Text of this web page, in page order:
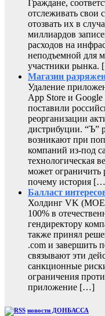
Граждане,
отслеживать свои
отозвать их в
миллиардов
расходов на
неподъемной для
участники
Магазин
Удаление
App Store и
поставили
реорганизации
дистрибуции. “Ъ”
возникают при
компаний из-под
технологическая
может ограничить
почему история
Балласт
Холдинг VK
100% в
гендиректору
также принял
.com и завершить
связывают эти
санкционные
ограничения
приложение […]
новости ДОНБАССА